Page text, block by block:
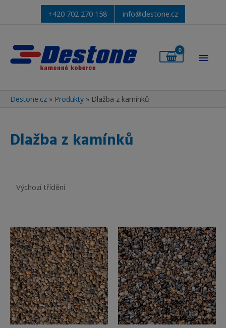
+420 702 270 158 info@destone.cz
Destone.cz » Produkty » Dlažba z kamínků
Dlažba z kamínků